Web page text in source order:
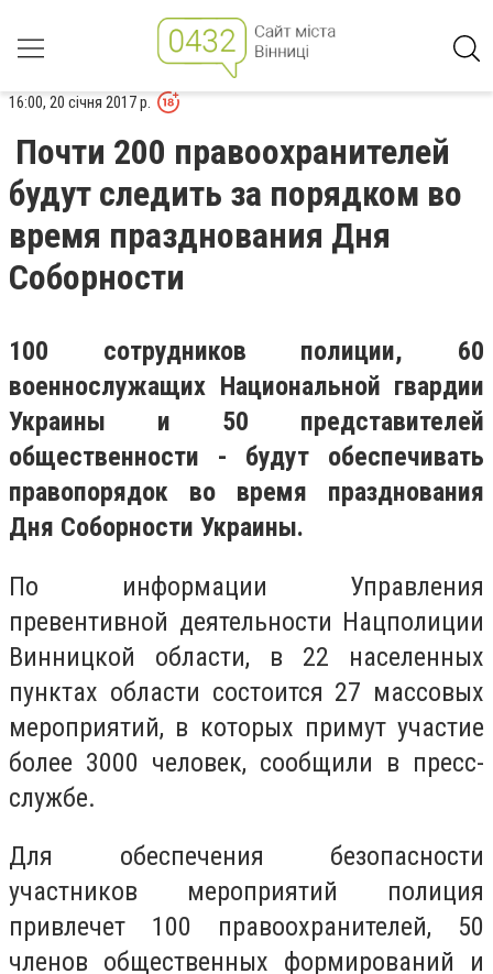
16:00, 20 січня 2017 р.
Почти 200 правоохранителей
будут следить за порядком во
время празднования Дня
Соборности
100 сотрудников полиции, 60
военнослужащих Национальной гвардии
Украины и 50 представителей
общественности - будут обеспечивать
правопорядок во время празднования
Дня Соборности Украины.
По информации Управления
превентивной деятельности Нацполиции
Винницкой области, в 22 населенных
пунктах области состоится 27 массовых
мероприятий, в которых примут участие
более 3000 человек, сообщили в пресс-
службе.
Для обеспечения безопасности
участников мероприятий полиция
привлечет 100 правоохранителей, 50
членов общественных формирований и